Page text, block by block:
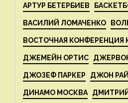
АРТУР БЕТЕРБИЕВ
ВАСИЛИЙ ЛОМАЧЕНКО
ВОСТОЧНАЯ КОНФЕРЕНЦИЯ
ДЖЕМЕЙН ОРТИС
ДЖОЗЕФ ПАРКЕР ДЖОН
ДИНАМО МОСКВА